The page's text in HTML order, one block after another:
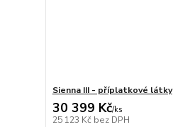
Sienna III - příplatkové látky
30 399 Kč/ks
25 123 Kč bez DPH